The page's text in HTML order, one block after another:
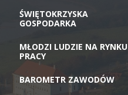
ŚWIĘTOKRZYSKA
GOSPODARKA
MŁODZI LUDZIE NA RYNKU
PRACY
BAROMETR ZAWODÓW